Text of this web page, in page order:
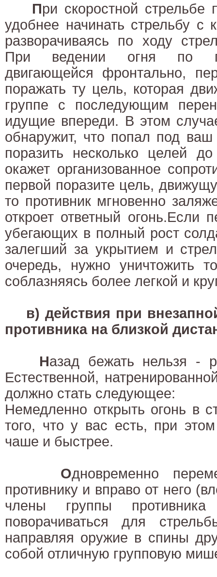
При скоростной стрельбе
удобнее начинать стрельбу с
разворачиваясь по ходу
При ведении огня по
двигающейся фронтально,
поражать ту цель, которая
группе с последующим
идущие впереди. В этом
обнаружит, что попал под
поразить несколько целей
окажет организованное
первой поразите цель,
то противник мгновенно
откроет ответный огонь.Если
убегающих в полный рост
залегший за укрытием и
очередь, нужно уничтожить
соблазняясь более легкой и
в) действия при
противника на близкой
Назад бежать нельзя -
Естественной,
должно стать следующее:
Немедленно открыть огонь в
того, что у вас есть, при
чаше и быстрее.
Одновременно
противнику и вправо от него
члены группы
поворачиваться для
направляя оружие в спины
собой отличную групповую